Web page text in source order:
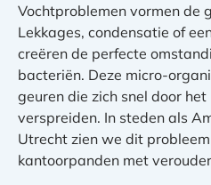
Vochtproblemen vormen de
Lekkages, condensatie of
creëren de perfecte
bacteriën. Deze micro-
geuren die zich snel door
verspreiden. In steden als
Utrecht zien we dit
kantoorpanden met